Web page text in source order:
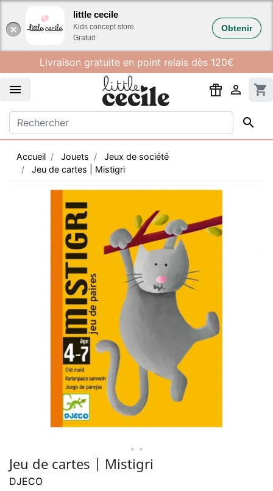
little cecile
Kids concept store
Gratuit
Obtenir
Livraison gratuite en point relais dès 120€
  shopping_cart

Accueil Jouets
Jeux de société
Jeu de cartes | Mistigri
• •
Jeu de cartes | Mistigri
DJECO